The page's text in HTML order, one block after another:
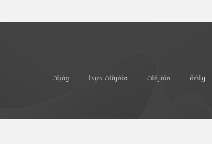
رياضة متفرقات متفرقات صيدا
وفيات